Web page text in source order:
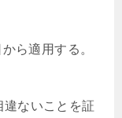
ら適用する。
違ないことを証